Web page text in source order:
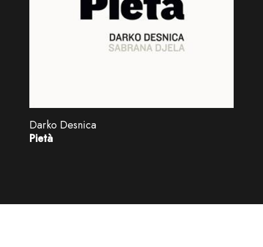
Darko Desnica
Pietà